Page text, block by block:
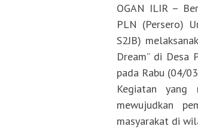
OGAN ILIR –
PLN (Persero)
S2JB)
Dream” di Desa
pada Rabu (04/
Kegiatan
mewujudkan
masyarakat di